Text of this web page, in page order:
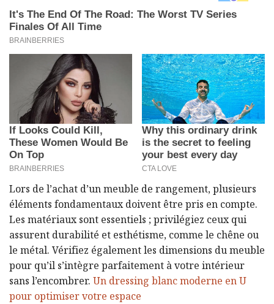
Lors de l’achat d’un meuble de rangement, plusieurs
éléments fondamentaux doivent être pris en compte.
Les matériaux sont essentiels ; privilégiez ceux qui
assurent durabilité et esthétisme, comme le chêne ou
le métal. Vérifiez également les dimensions du meuble
pour qu’il s’intègre parfaitement à votre intérieur
sans l’encombrer. Un dressing blanc moderne en U
pour optimiser votre espace